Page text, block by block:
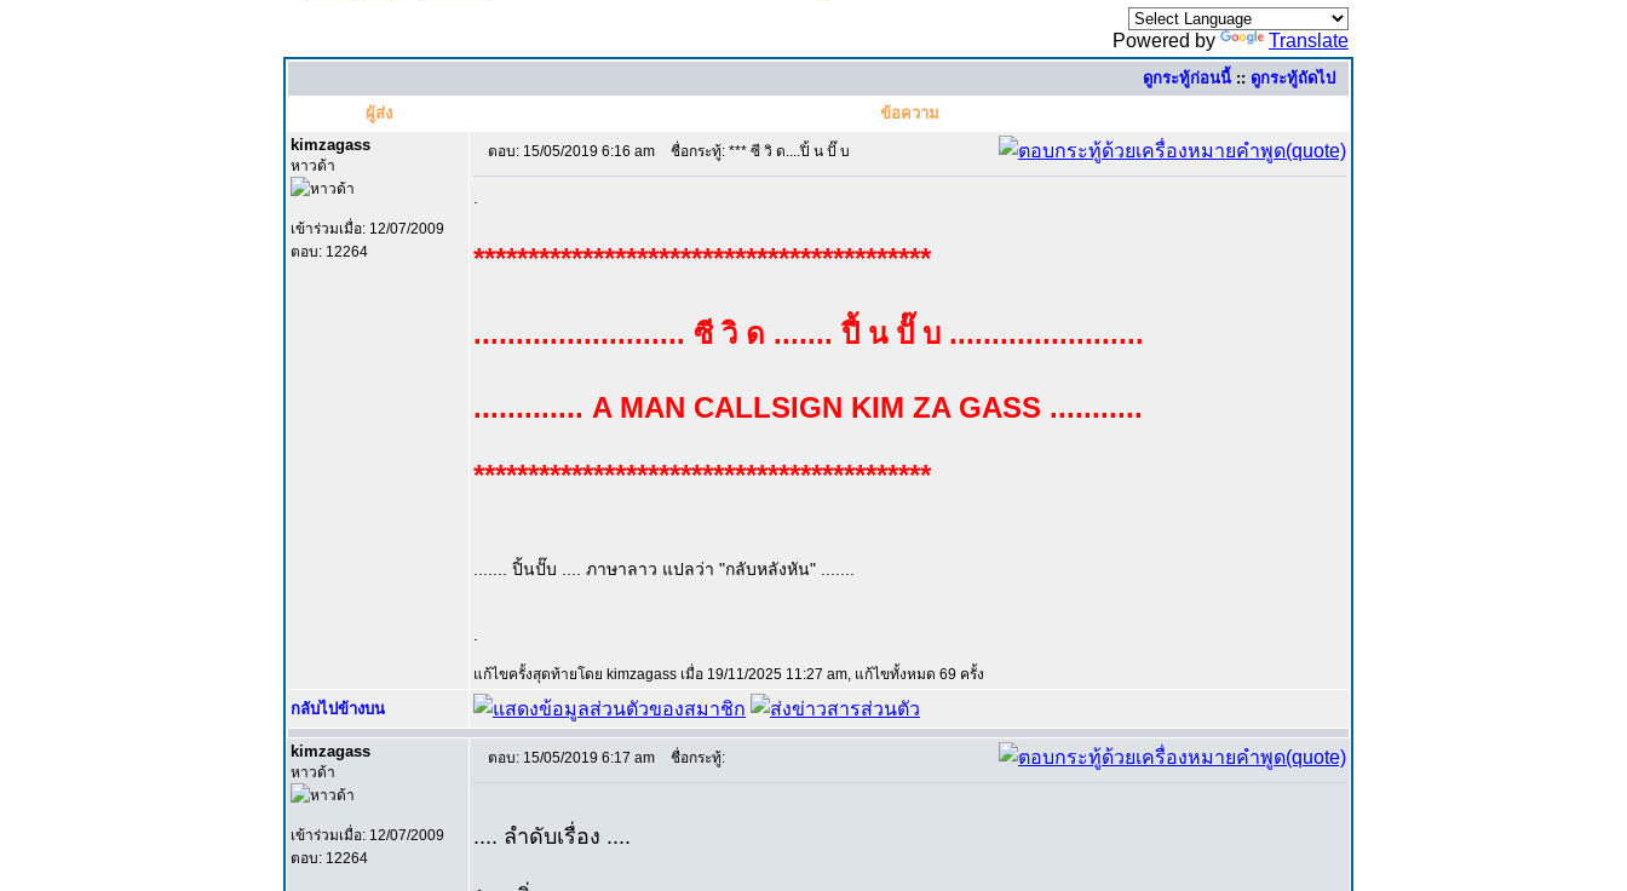
Powered by Translate
ดูกระทู้ก่อนนี้ :: ดูกระทู้ถัดไป
ผู้ส่ง
ข้อความ
kimzagass
หาวด้า
เข้าร่วมเมื่อ: 12/07/2009
ตอบ: 12264
ตอบ: 15/05/2019 6:16 am ชื่อกระทู้: *** ซี วิ ด....ปิ้ น ปั๊ บ
******************************************
......................... ซี วิ ด ....... ปี้ น ปั๊ บ .......................
............. A MAN CALLSIGN KIM ZA GASS ...........
******************************************
....... ปิ้นปั๊บ .... ภาษาลาว แปลว่า "กลับหลังหัน" .......
แก้ไขครั้งสุดท้ายโดย kimzagass เมื่อ 19/11/2025 11:27 am, แก้ไขทั้งหมด 69 ครั้ง
กลับไปข้างบน
kimzagass
หาวด้า
เข้าร่วมเมื่อ: 12/07/2009
ตอบ: 12264
ตอบ: 15/05/2019 6:17 am ชื่อกระทู้:
.... ลำดับเรื่อง ....